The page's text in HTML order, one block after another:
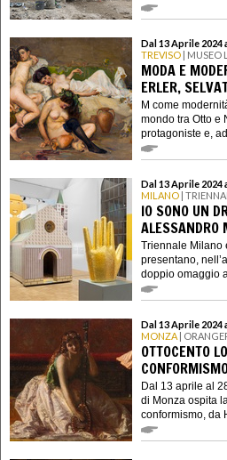
Dal 13 Aprile 2024
TREVISO |
MODA E
ERLER,
M come
mondo tra Otto e
protagoniste e,
Dal 13 Aprile 2024
MILANO |
IO SONO UN
ALESSANDRO
Triennale Milano
presentano,
doppio omaggio
Dal 13 Aprile 2024
MONZA |
OTTOCENTO
Dal 13 aprile al
di Monza ospita
conformismo, da